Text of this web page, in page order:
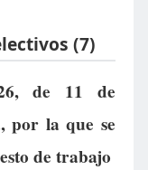
(7)
de 11 de
por la que se
de trabajo